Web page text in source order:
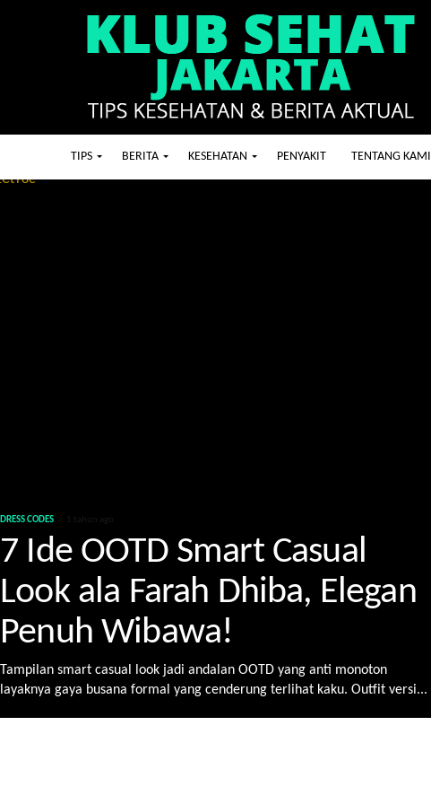
TIPS BERITA KESEHATAN PENYAKIT TENTANG KAMI
DRESS CODES
7 Ide OOTD Smart Casual
Look ala Farah Dhiba, Elegan
Penuh Wibawa!
Tampilan smart casual look jadi andalan OOTD yang anti monoton
layaknya gaya busana formal yang cenderung terlihat kaku. Outfit versi...